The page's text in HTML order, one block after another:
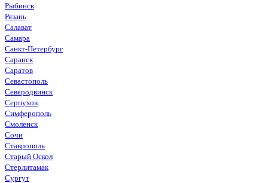
Рыбинск
Рязань
Салават
Самара
Санкт-Петербург
Саранск
Саратов
Севастополь
Северодвинск
Серпухов
Симферополь
Смоленск
Сочи
Ставрополь
Старый Оскол
Стерлитамак
Сургут